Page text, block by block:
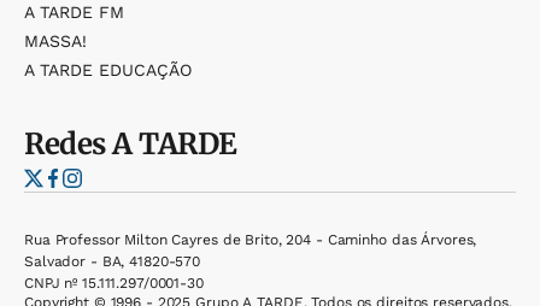
A TARDE FM
MASSA!
A TARDE EDUCAÇÃO
RedesA TARDE
Rua Professor Milton Cayres de Brito, 204 - Caminho das Árvores,
Salvador - BA, 41820-570
CNPJ nº 15.111.297/0001-30
Copyright © 1996 - 2025 Grupo A TARDE. Todos os direitos reservados.